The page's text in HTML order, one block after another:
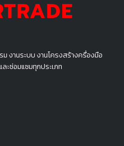
งานระบบ งานโครงสร้างครื่องมือ
ะซ่อมแซมทุกประเภท